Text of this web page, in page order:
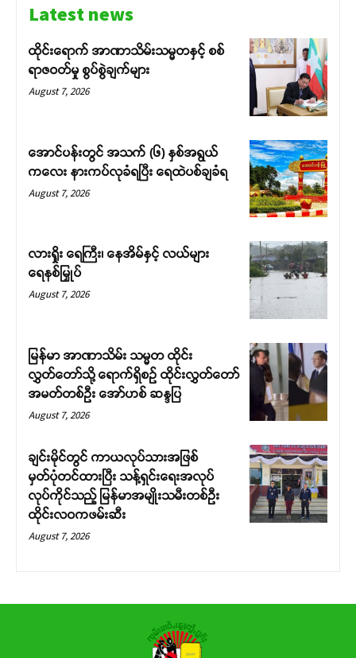
Latest news
ထိုင်းရောက် အာဏာသိမ်းသမ္မတနှင့် စစ်
ရာဇဝတ်မှု စွပ်စွဲချက်များ
August 7, 2026
အောင်ပန်းတွင် အသက် (၆) နှစ်အရွယ်
ကလေး နားကပ်လုခံရပြီး ရေထဲပစ်ချခံရ
August 7, 2026
လားရှိုး ရေကြီး၊ နေအိမ်နှင့် လယ်များ
ရေနစ်မြှုပ်
August 7, 2026
မြန်မာ အာဏာသိမ်း သမ္မတ ထိုင်း
လွှတ်တော်သို့ ရောက်ရှိစဉ် ထိုင်းလွှတ်တော်
အမတ်တစ်ဦး အော်ဟစ် ဆန္ဒပြ
August 7, 2026
ချင်းမိုင်တွင် ကာယလုပ်သားအဖြစ်
မှတ်ပုံတင်ထားပြီး သန့်ရှင်းရေးအလုပ်
လုပ်ကိုင်သည့် မြန်မာအမျိုးသမီးတစ်ဦး
ထိုင်းလဝကဖမ်းဆီး
August 7, 2026